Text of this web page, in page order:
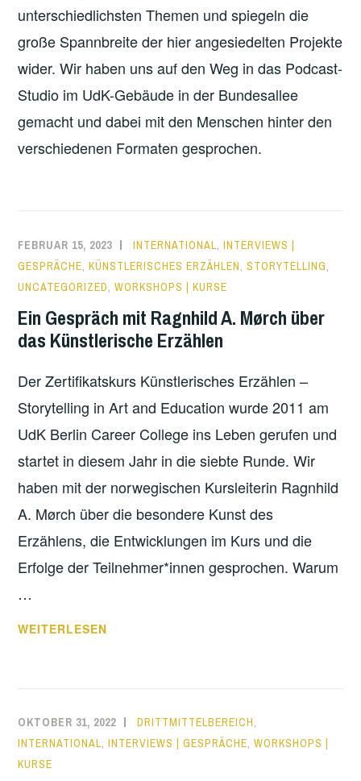
unterschiedlichsten Themen und spiegeln die
große Spannbreite der hier angesiedelten Projekte
wider. Wir haben uns auf den Weg in das Podcast-
Studio im UdK-Gebäude in der Bundesallee
gemacht und dabei mit den Menschen hinter den
verschiedenen Formaten gesprochen.
FEBRUAR 15, 2023 INTERNATIONAL,INTERVIEWS |
GESPRÄCHE,KÜNSTLERISCHES ERZÄHLEN,STORYTELLING,
UNCATEGORIZED,WORKSHOPS | KURSE
Ein Gespräch mit Ragnhild A. Mørch über
das Künstlerische Erzählen
Der Zertifikatskurs Künstlerisches Erzählen –
Storytelling in Art and Education wurde 2011 am
UdK Berlin Career College ins Leben gerufen und
startet in diesem Jahr in die siebte Runde. Wir
haben mit der norwegischen Kursleiterin Ragnhild
A. Mørch über die besondere Kunst des
Erzählens, die Entwicklungen im Kurs und die
Erfolge der Teilnehmer*innen gesprochen. Warum
…
EIN
WEITERLESEN
OKTOBER 31, 2022 DRITTMITTELBEREICH,
INTERNATIONAL,INTERVIEWS | GESPRÄCHE,WORKSHOPS |
KURSE